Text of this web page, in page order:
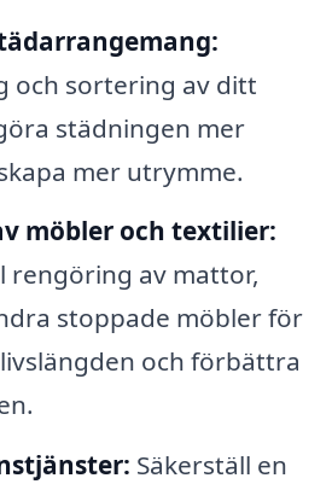
och sortering av ditt
städningen mer
mer utrymme.
möbler och textilier:
rengöring av mattor,
stoppade möbler för
och förbättra
Säkerställ en